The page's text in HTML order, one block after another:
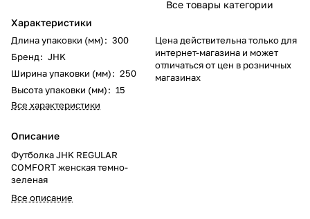
Характеристики
Длина упаковки (мм): 300
Бренд: JHK
Ширина упаковки (мм): 250
Высота упаковки (мм): 15
Все характеристики
Описание
Футболка JHK REGULAR
COMFORT женская темно-
зеленая
Все описание
Все товары категории
Цена действительна только для
интернет-магазина и может
отличаться от цен в розничных
магазинах